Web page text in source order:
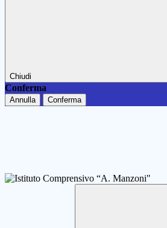
Chiudi
Conferma
Annulla Conferma